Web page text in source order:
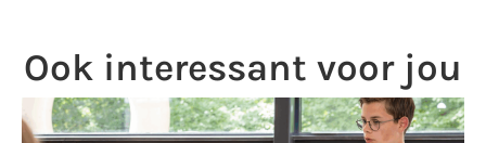
Ook interessant voor jou